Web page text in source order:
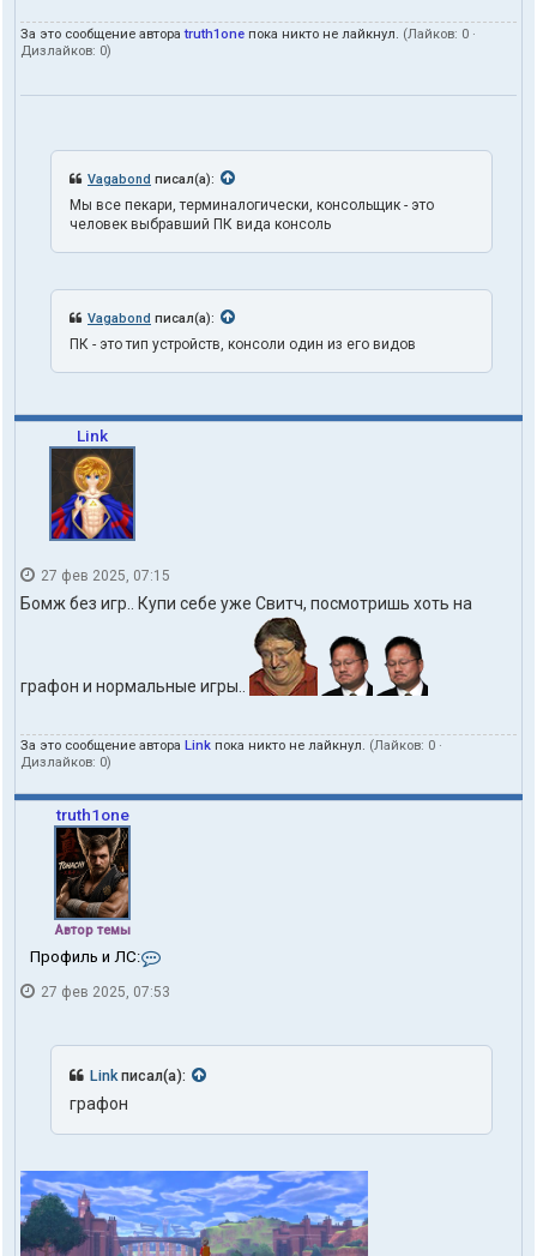
За это сообщение автораtruth1one пока никто не лайкнул. (Лайков: 0 ·
Дизлайков: 0)
Vagabond писал(а):
Мы все пекари, терминалогически, консольщик - это
человек выбравший ПК вида консоль
Vagabond писал(а):
ПК - это тип устройств, консоли один из его видов
Link
27 фев 2025, 07:15
Бомж без игр.. Купи себе уже Свитч, посмотришь хоть на
графон и нормальные игры..
За это сообщение автора Link пока никто не лайкнул. (Лайков: 0 ·
Дизлайков: 0)
truth1one
Автор темы
Профиль и ЛС:
н
к
т
ы
ь
о
в
а
27 фев 2025, 07:53
Linkписал(а):
графон